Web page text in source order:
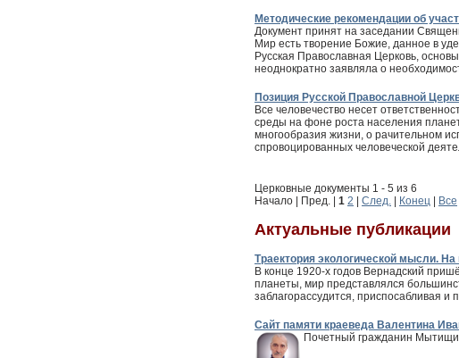
Методические рекомендации об
Документ принят на заседании
Мир есть творение Божие, данное в
Русская Православная Церковь,
неоднократно заявляла о
Позиция Русской Православной
Все человечество несет
среды на фоне роста населения
многообразия жизни, о рачительном
спровоцированных человеческой
Церковные документы 1 - 5 из 6
Начало | Пред. | 1 2 | След. | Конец | Все
Актуальные публикации
Траектория экологической мысли.
В конце 1920-х годов Вернадский
планеты, мир представлялся
заблагорассудится, приспосабливая и
Сайт памяти краеведа Валентина
Почетный гражданин